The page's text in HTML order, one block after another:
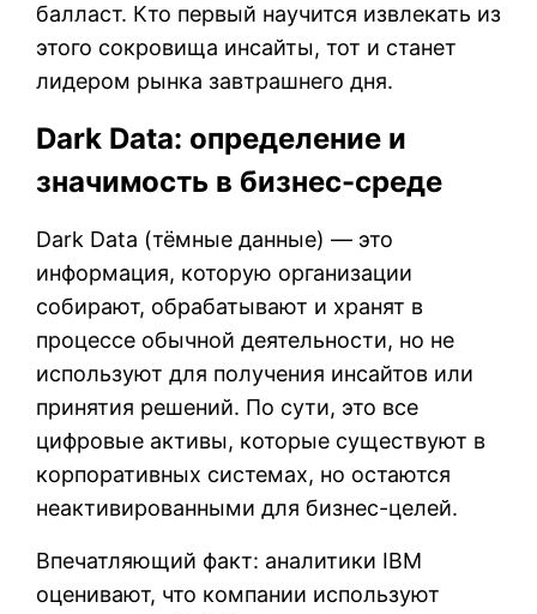
балласт. Кто первый научится извлекать из
этого сокровища инсайты, тот и станет
лидером рынка завтрашнего дня.
Dark Data: определение и
значимость в бизнес-среде
Dark Data (тёмные данные) — это
информация, которую организации
собирают, обрабатывают и хранят в
процессе обычной деятельности, но не
используют для получения инсайтов или
принятия решений. По сути, это все
цифровые активы, которые существуют в
корпоративных системах, но остаются
неактивированными для бизнес-целей.
Впечатляющий факт: аналитики IBM
оценивают, что компании используют